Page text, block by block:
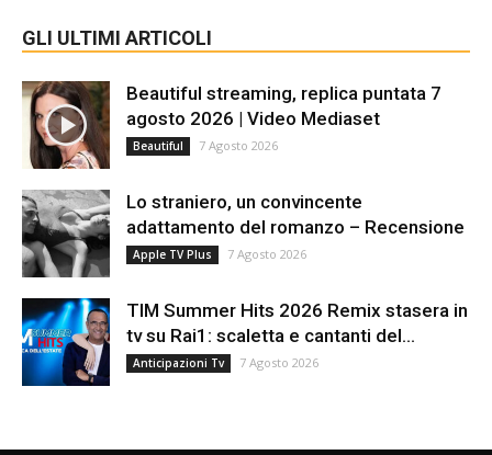
GLI ULTIMI ARTICOLI
Beautiful streaming, replica puntata 7
agosto 2026 | Video Mediaset
Beautiful 7 Agosto 2026
Lo straniero, un convincente
adattamento del romanzo – Recensione
Apple TV Plus 7 Agosto 2026
TIM Summer Hits 2026 Remix stasera in
tv su Rai1: scaletta e cantanti del...
Anticipazioni Tv 7 Agosto 2026